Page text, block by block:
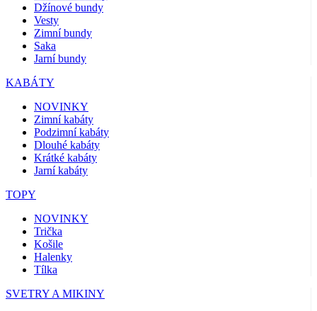
Džínové bundy
Vesty
Zimní bundy
Saka
Jarní bundy
KABÁTY
NOVINKY
Zimní kabáty
Podzimní kabáty
Dlouhé kabáty
Krátké kabáty
Jarní kabáty
TOPY
NOVINKY
Trička
Košile
Halenky
Tílka
SVETRY A MIKINY